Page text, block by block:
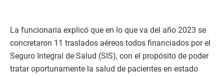
La funcionaria explicó que en lo que va del año 2023 se
concretaron 11 traslados aéreos todos financiados por el
Seguro Integral de Salud (SIS), con el propósito de poder
tratar oportunamente la salud de pacientes en estado